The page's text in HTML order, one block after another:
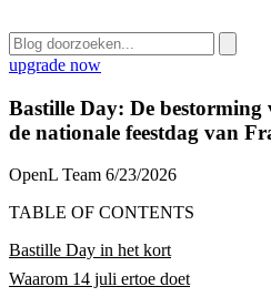
upgrade now
Bastille Day: De bestorming
de nationale feestdag van
OpenL Team 6/23/2026
TABLE OF CONTENTS
Bastille Day in het kort
Waarom 14 juli ertoe doet